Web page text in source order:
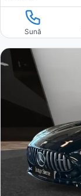
Sună